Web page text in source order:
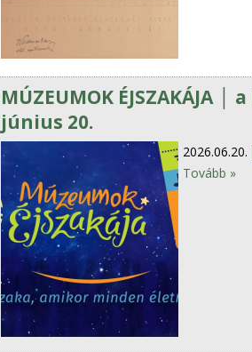
MÚZEUMOK ÉJSZAKÁJA
június 20.
2026.06.20.
Tovább »